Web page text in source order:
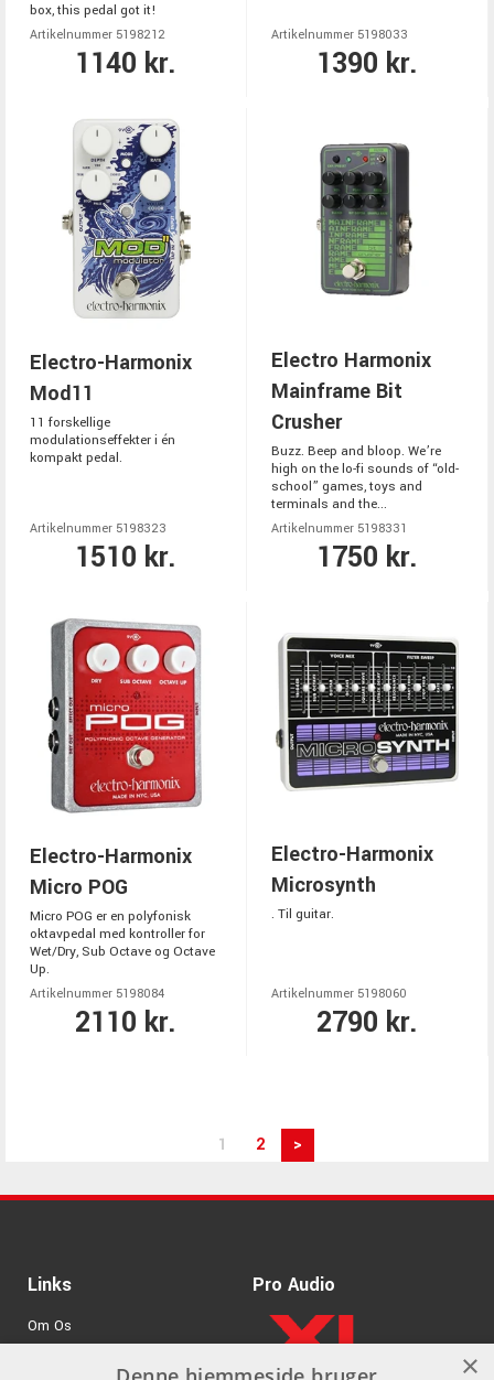
box, this pedal got it!
Artikelnummer 5198212
1140 kr.
Artikelnummer 5198033
1390 kr.
Electro-Harmonix
Mod11
11 forskellige
modulationseffekter i én
kompakt pedal.
Artikelnummer 5198323
1510 kr.
Electro Harmonix
Mainframe Bit
Crusher
Buzz. Beep and bloop. We’re
high on the lo-fi sounds of “old-
school” games, toys and
terminals and the...
Artikelnummer 5198331
1750 kr.
Electro-Harmonix
Micro POG
Micro POG er en polyfonisk
oktavpedal med kontroller for
Wet/Dry, Sub Octave og Octave
Up.
Artikelnummer 5198084
2110 kr.
Electro-Harmonix
Microsynth
. Til guitar.
Artikelnummer 5198060
2790 kr.
1 2 >
Links
Om Os
Pro Audio
×